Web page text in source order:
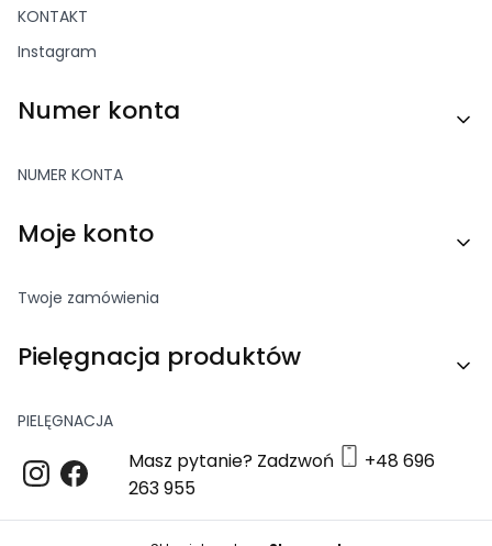
KONTAKT
Instagram
Numer konta
NUMER KONTA
Moje konto
Twoje zamówienia
Pielęgnacja produktów
PIELĘGNACJA
Masz pytanie? Zadzwoń
+48 696
263 955